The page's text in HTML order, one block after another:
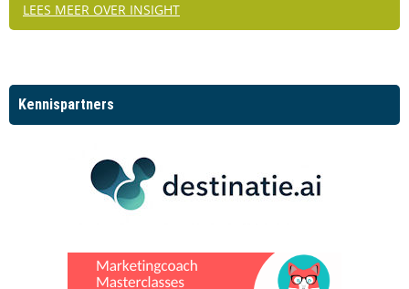
LEES MEER OVER INSIGHT
Kennispartners